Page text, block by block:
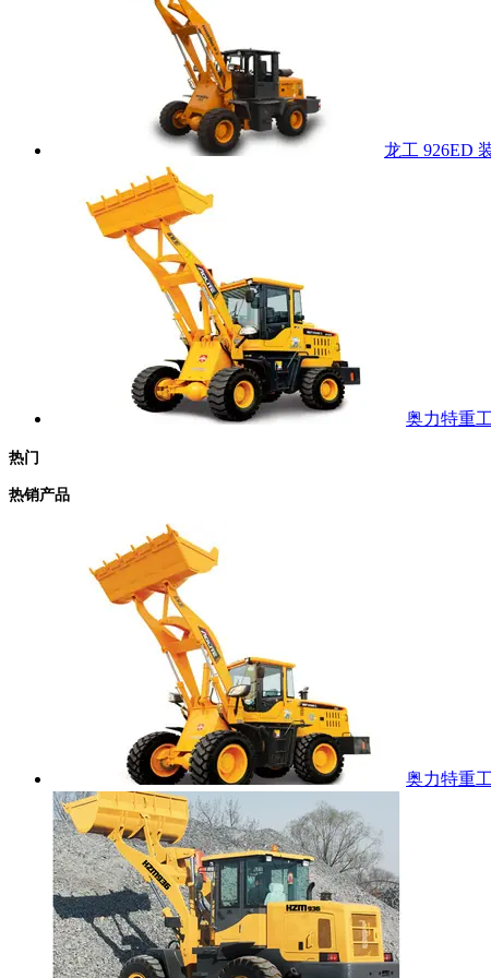
龙工 926ED
奥力特重
热门
热销产品
奥力特重